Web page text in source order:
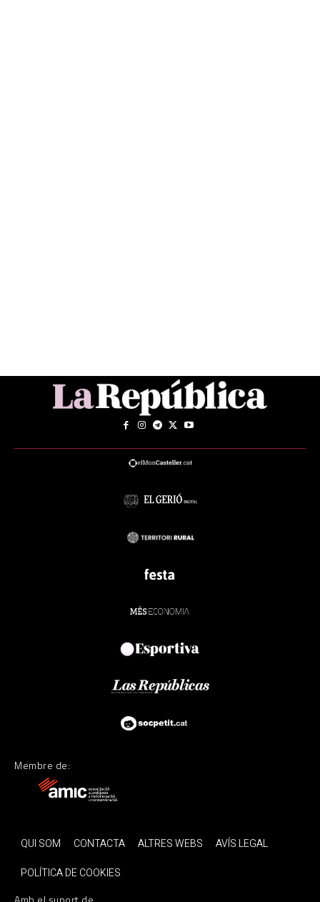
Membre de:
QUI SOM CONTACTA ALTRES WEBS
AVÍS LEGAL
POLÍTICA DE COOKIES